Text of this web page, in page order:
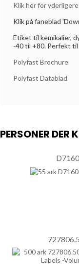
Klik her for
Klik på faneblad
Etiket til kemikalier,
-40 til +80. Perfekt
Polyfast Brochure
Polyfast Datablad
PERSONER DER